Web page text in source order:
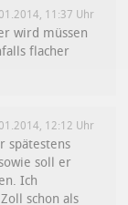
11:37 Uhr
wird müssen
flacher
12:12 Uhr
spätestens
soll er
Ich
schon als